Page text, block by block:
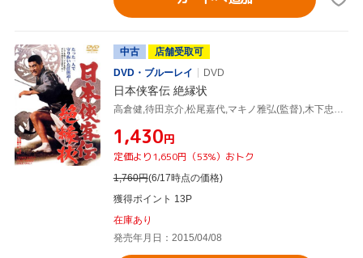
中古
店舗受取可
DVD・ブルーレイ
DVD
日本侠客伝 絶縁状
¥1,430円
定価より1,650円（53%）おトク
1,760円(6/17時点の価格)
獲得ポイント 13P
在庫あり
発売年月日：2015/04/08